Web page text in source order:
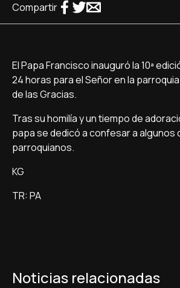
Compartir
El Papa Francisco inauguró la 10ª
24 horas para el Señor en la
de las Gracias.
Tras su homilía y un tiempo de
papa se dedicó a confesar a algunos
parroquianos.
KG
TR: PA
Noticias relacionadas